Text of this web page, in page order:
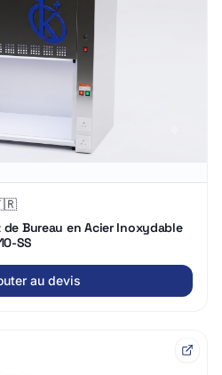
Bureau en Acier Inoxydable
SS
au devis